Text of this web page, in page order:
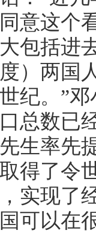
意这个
包括进
）两国
纪。”
总数已
生率先
得了令
实现了
可以在